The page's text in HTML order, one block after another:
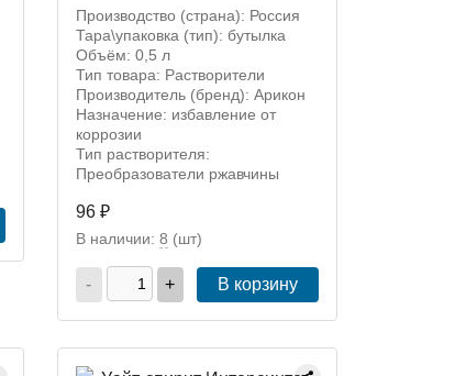
Производство (страна): Россия
Тара\упаковка (тип): бутылка
Объём: 0,5 л
Тип товара: Растворители
Производитель (бренд): Арикон
Назначение: избавление от
коррозии
Тип растворителя:
Преобразователи ржавчины
96 ₽
В наличии: 8 (шт)
- + В корзину